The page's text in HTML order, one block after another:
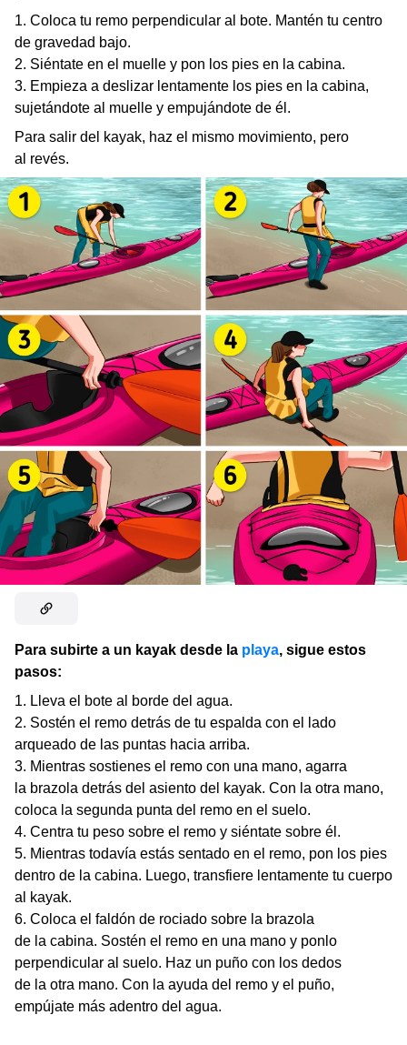
Coloca tu remo perpendicular al bote. Mantén tu centro
de gravedad bajo.
Siéntate en el muelle y pon los pies en la cabina.
Empieza a deslizar lentamente los pies en la cabina,
sujetándote al muelle y empujándote de él.
Para salir del kayak, haz el mismo movimiento, pero
al revés.
Para subirte a un kayak desde la playa, sigue estos
pasos:
Lleva el bote al borde del agua.
Sostén el remo detrás de tu espalda con el lado
arqueado de las puntas hacia arriba.
Mientras sostienes el remo con una mano, agarra
la brazola detrás del asiento del kayak. Con la otra mano,
coloca la segunda punta del remo en el suelo.
Centra tu peso sobre el remo y siéntate sobre él.
Mientras todavía estás sentado en el remo, pon los pies
dentro de la cabina. Luego, transfiere lentamente tu cuerpo
al kayak.
Coloca el faldón de rociado sobre la brazola
de la cabina. Sostén el remo en una mano y ponlo
perpendicular al suelo. Haz un puño con los dedos
de la otra mano. Con la ayuda del remo y el puño,
empújate más adentro del agua.